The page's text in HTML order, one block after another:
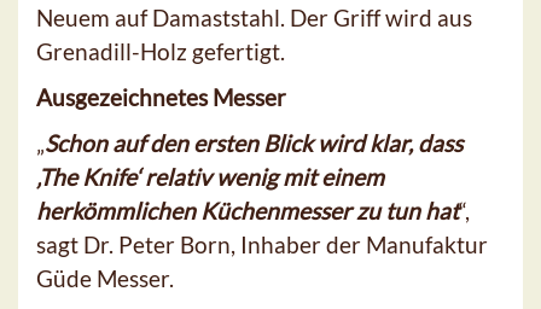
Neuem auf Damaststahl. Der Griff wird aus
Grenadill-Holz gefertigt.
Ausgezeichnetes Messer
„Schon auf den ersten Blick wird klar, dass
‚The Knife‘ relativ wenig mit einem
herkömmlichen Küchenmesser zu tun hat“,
sagt Dr. Peter Born, Inhaber der Manufaktur
Güde Messer.